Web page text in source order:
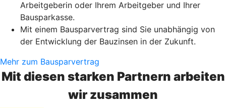
Arbeitgeberin oder Ihrem Arbeitgeber und Ihrer
Bausparkasse.
Mit einem Bausparvertrag sind Sie unabhängig von
der Entwicklung der Bauzinsen in der Zukunft.
Mehr zum Bausparvertrag
Mit diesen starken Partnern arbeiten
wir zusammen